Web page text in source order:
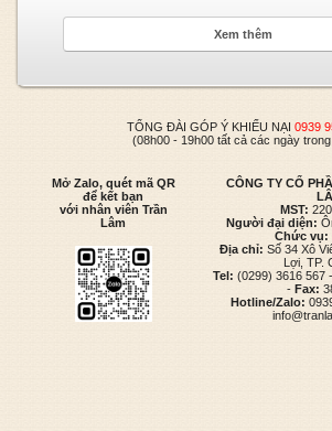
Xem thêm
TỔNG ĐÀI GÓP Ý KHIẾU NẠI 0939
(08h00 - 19h00 tất cả các ngày
Mở Zalo, quét mã QR
để kết bạn
với nhân viên Trần
Lâm
CÔNG TY CỔ
MST:
Người đại diện:
Chức vụ:
Địa chỉ: Số 34 Xô
Lợi, TP.
Tel: (0299) 3616 567
- Fax:
Hotline/Zalo: